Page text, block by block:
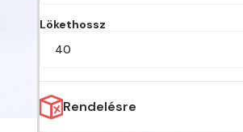
Lökethossz
40
Rendelésre